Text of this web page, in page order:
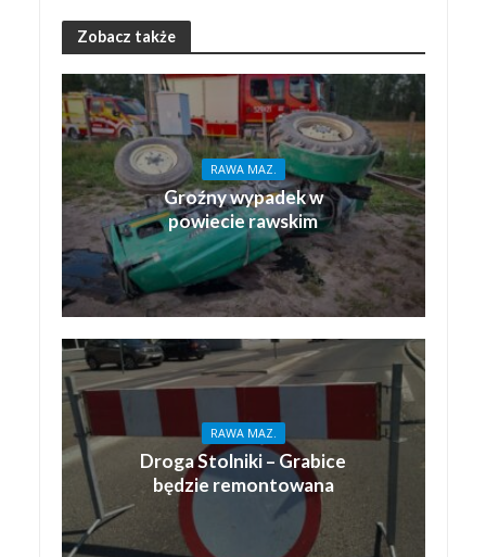
Zobacz także
RAWA MAZ.
Groźny wypadek w
powiecie rawskim
RAWA MAZ.
Droga Stolniki – Grabice
będzie remontowana